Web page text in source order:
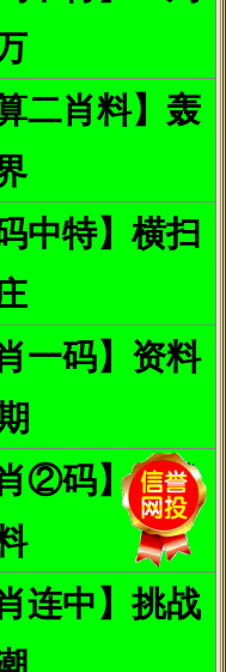
有大厨房和浴缸，丈夫
，他们还养了三只猫，所
们找到了专业的室内设计